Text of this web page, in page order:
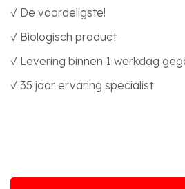
√ De voordeligste!
√ Biologisch product
√ Levering binnen 1 werkdag
√ 35 jaar ervaring specialist